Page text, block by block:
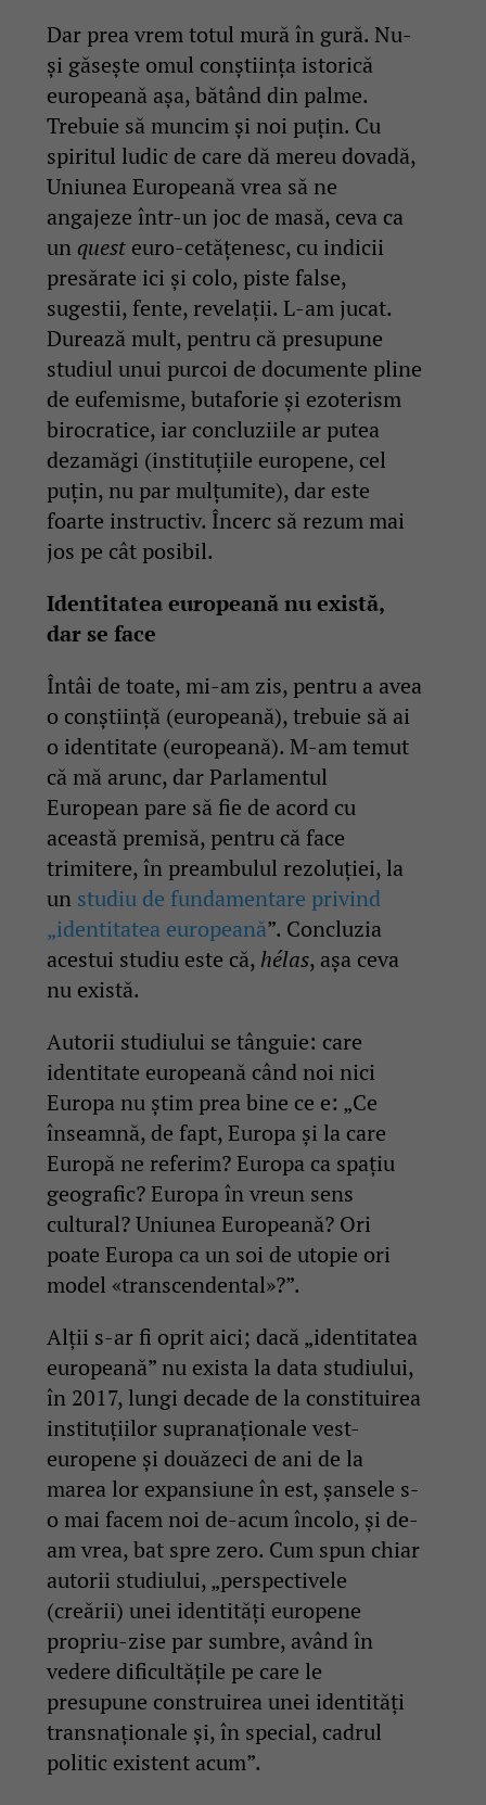
Dar prea vrem totul mură în gură. Nu-
și găsește omul conștiința istorică
europeană așa, bătând din palme.
Trebuie să muncim și noi puțin. Cu
spiritul ludic de care dă mereu dovadă,
Uniunea Europeană vrea să ne
angajeze într-un joc de masă, ceva ca
un quest euro-cetățenesc, cu indicii
presărate ici și colo, piste false,
sugestii, fente, revelații. L-am jucat.
Durează mult, pentru că presupune
studiul unui purcoi de documente pline
de eufemisme, butaforie și ezoterism
birocratice, iar concluziile ar putea
dezamăgi (instituțiile europene, cel
puțin, nu par mulțumite), dar este
foarte instructiv. Încerc să rezum mai
jos pe cât posibil.
Identitatea europeană nu există,
dar se face
Întâi de toate, mi-am zis, pentru a avea
o conștiință (europeană), trebuie să ai
o identitate (europeană). M-am temut
că mă arunc, dar Parlamentul
European pare să fie de acord cu
această premisă, pentru că face
trimitere, în preambulul rezoluției, la
un studiu de fundamentare privind
„identitatea europeană”. Concluzia
acestui studiu este că, hélas, așa ceva
nu există.
Autorii studiului se tânguie: care
identitate europeană când noi nici
Europa nu știm prea bine ce e: „Ce
înseamnă, de fapt, Europa și la care
Europă ne referim? Europa ca spațiu
geografic? Europa în vreun sens
cultural? Uniunea Europeană? Ori
poate Europa ca un soi de utopie ori
model «transcendental»?”.
Alții s-ar fi oprit aici; dacă „identitatea
europeană” nu exista la data studiului,
în 2017, lungi decade de la constituirea
instituțiilor supranaționale vest-
europene și douăzeci de ani de la
marea lor expansiune în est, șansele s-
o mai facem noi de-acum încolo, și de-
am vrea, bat spre zero. Cum spun chiar
autorii studiului, „perspectivele
(creării) unei identități europene
propriu-zise par sumbre, având în
vedere dificultățile pe care le
presupune construirea unei identități
transnaționale și, în special, cadrul
politic existent acum”.